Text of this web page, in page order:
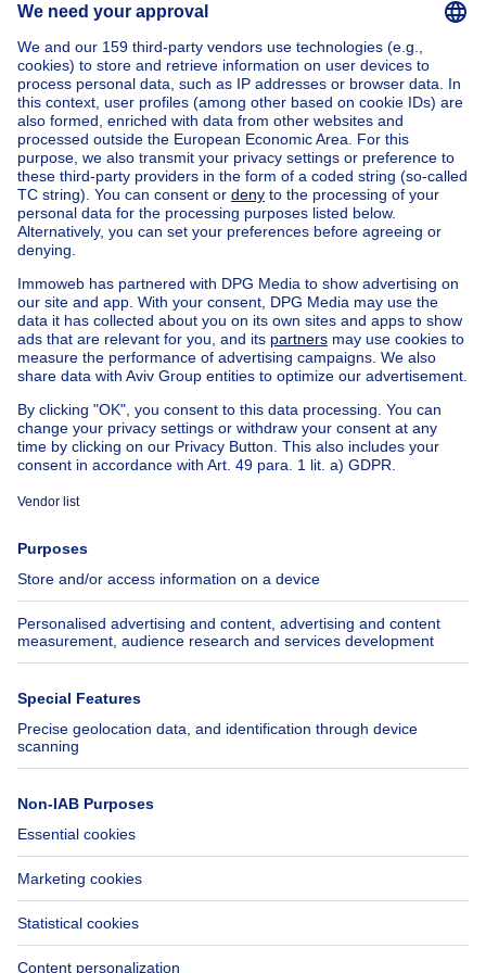
Home Belgium
West Flanders (province)
Brugge (district)
Buy your villa in Zuienkerke
House out of BelgiumHouse for sale France
House for sale Spain
House for sale Italy
House for sale Luxembourg
House for sale Netherlands
Our cheap propertiesCheap houses for sale
Cheap apartments for rent
About
Immoweb
Jobs
Axel Springer Group
SeLoger.com
Immowelt.de
Tools
Insurances
Help
FAQ
Accessibility
Contact us
Follow Us
Immoweb SA © 2026 - All rights reserved
Terms of use Cookie settings Privacy Ranking rules